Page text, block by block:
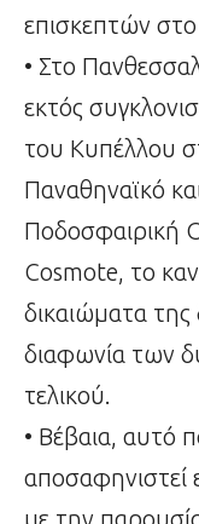
επισκεπτών
• Στο
εκτός
του Κυπέλλου
Παναθηναϊκό
Ποδοσφαιρική
Cosmote, το
δικαιώματα
διαφωνία των
τελικού.
• Βέβαια, αυτό
αποσαφηνιστεί